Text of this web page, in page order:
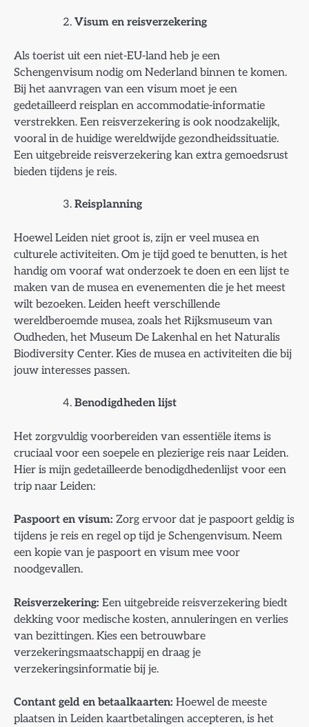
Visum en reisverzekering
Als toerist uit een niet-EU-land heb je een
Schengenvisum nodig om Nederland binnen te komen.
Bij het aanvragen van een visum moet je een
gedetailleerd reisplan en accommodatie-informatie
verstrekken. Een reisverzekering is ook noodzakelijk,
vooral in de huidige wereldwijde gezondheidssituatie.
Een uitgebreide reisverzekering kan extra gemoedsrust
bieden tijdens je reis.
Reisplanning
Hoewel Leiden niet groot is, zijn er veel musea en
culturele activiteiten. Om je tijd goed te benutten, is het
handig om vooraf wat onderzoek te doen en een lijst te
maken van de musea en evenementen die je het meest
wilt bezoeken. Leiden heeft verschillende
wereldberoemde musea, zoals het Rijksmuseum van
Oudheden, het Museum De Lakenhal en het Naturalis
Biodiversity Center. Kies de musea en activiteiten die bij
jouw interesses passen.
Benodigdheden lijst
Het zorgvuldig voorbereiden van essentiële items is
cruciaal voor een soepele en plezierige reis naar Leiden.
Hier is mijn gedetailleerde benodigdhedenlijst voor een
trip naar Leiden:
Paspoort en visum: Zorg ervoor dat je paspoort geldig is
tijdens je reis en regel op tijd je Schengenvisum. Neem
een kopie van je paspoort en visum mee voor
noodgevallen.
Reisverzekering: Een uitgebreide reisverzekering biedt
dekking voor medische kosten, annuleringen en verlies
van bezittingen. Kies een betrouwbare
verzekeringsmaatschappij en draag je
verzekeringsinformatie bij je.
Contant geld en betaalkaarten: Hoewel de meeste
plaatsen in Leiden kaartbetalingen accepteren, is het